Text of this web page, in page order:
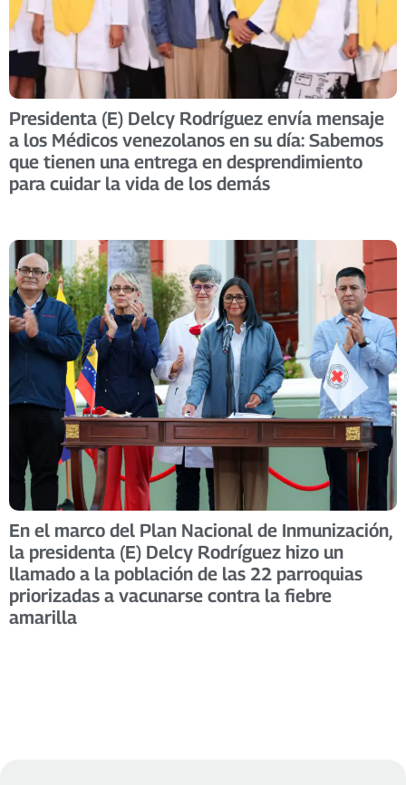
Presidenta (E) Delcy Rodríguez envía mensaje
a los Médicos venezolanos en su día: Sabemos
que tienen una entrega en desprendimiento
para cuidar la vida de los demás
En el marco del Plan Nacional de Inmunización,
la presidenta (E) Delcy Rodríguez hizo un
llamado a la población de las 22 parroquias
priorizadas a vacunarse contra la fiebre
amarilla